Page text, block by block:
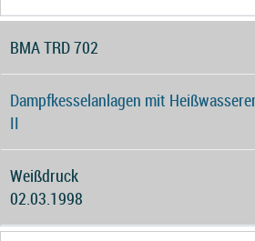
BMA TRD 702
Dampfkesselanlagen mit
II
Weißdruck
02.03.1998